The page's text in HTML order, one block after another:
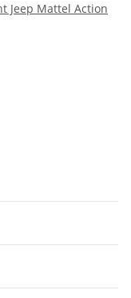
Jeep Mattel Action